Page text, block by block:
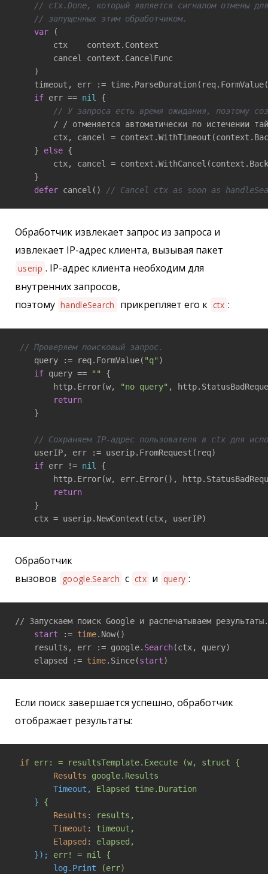
// ctx.Done, который является сигналом отмены
// запущенных этим обработчиком.
var (
        ctx    context.Context
        cancel context.CancelFunc
    )
    timeout, err := time.ParseDuration(req.FormValue(
if err == nil
{
// У запроса есть время ожидания, поэтому
/ / отменяется автоматически по истечении
ctx, cancel =
    }
else {
ctx, cancel =
    }
defer cancel() // Cancel ctx as soon as
Обработчик извлекает запрос из запроса и
извлекает IP-адрес клиента, вызывая пакет
userip . IP-адрес клиента необходим для
внутренних запросов,
поэтому handleSearch прикрепляет его к ctx :
// Проверяем поисковый запрос.
    query := req.FormValue(
"q" )
if query == ""
{
        http.Error(w,
"no query" ,
return
    }
// Сохраняем IP-адрес пользователя в ctx для
    userIP, err := userip.FromRequest(req)
if err != nil
{
http.Error(w, err.Error(),
return
    }
    ctx = userip.NewContext(ctx, userIP)
Обработчик
вызовов google.Search с ctx и query :
// Запускаем поиск Google и распечатываем
start := time.Now()
    results, err := google.
Search(ctx, query)
    elapsed :=
time.Since(start)
Если поиск завершается успешно, обработчик
отображает результаты:
if err: = resultsTemplate.Execute (w, struct {
Results
google.Results
Timeout,
Elapsed time.Duration
}
{
Results :
results,
Timeout : timeout,
Elapsed : elapsed,
});
err! = nil {
log.Print
(err)